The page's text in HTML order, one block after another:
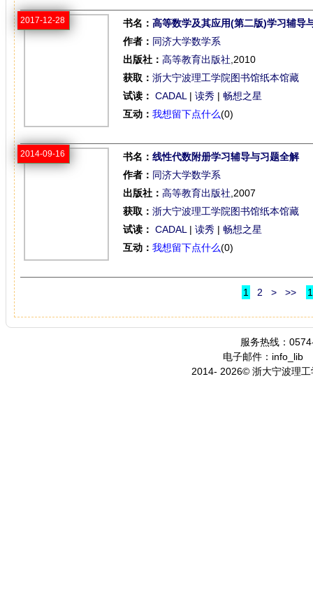
2017-12-28 书名： 高等数学及其应用(第二版)学习辅导
作者： 同济大学数学系
出版社： 高等教育出版社 ,2010
获取： 浙大宁波理工学院图书馆纸本馆藏
试读： CADAL | 读秀 | 畅想之星
互动： 我想留下点什么(0)
2014-09-16 书名： 线性代数附册学习辅导与习题全解
作者： 同济大学数学系
出版社： 高等教育出版社 ,2007
获取： 浙大宁波理工学院图书馆纸本馆藏
试读： CADAL | 读秀 | 畅想之星
互动： 我想留下点什么(0)
1 2 > >>
服务热线：
电子邮件：info_lib
2014- 2026© 浙大宁波理工